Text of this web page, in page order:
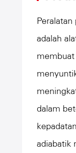
adalah
dalam
adiabatik